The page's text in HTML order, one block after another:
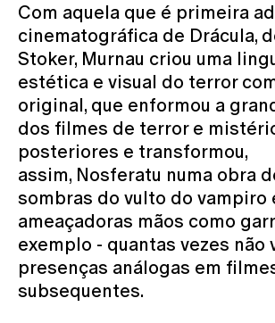
Com aquela que é primeira
cinematográfica de Drácula,
Stoker, Murnau criou uma
estética e visual do terror
original, que enformou a
dos filmes de terror e
posteriores e transformou,
assim, Nosferatu numa obra
sombras do vulto do vampiro
ameaçadoras mãos como
exemplo - quantas vezes não
presenças análogas em
subsequentes.